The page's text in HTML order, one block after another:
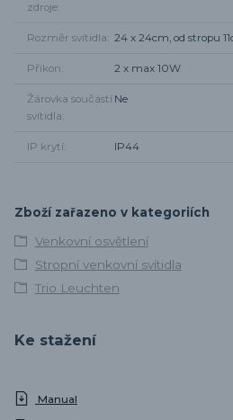
zdroje
Rozměr svítidla 24 x 24cm, od stropu
Příkon 2 x max 10W
Žárovka součástí
svítidla
Ne
IP krytí IP44
Zboží zařazeno v kategoriích
Venkovní osvětlení
Stropní venkovní svítidla
Trio Leuchten
Ke stažení
Manual